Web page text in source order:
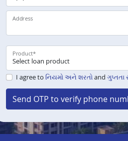
Address
Product*
I agree to નિયમો અને શરતો and ગુપ્તતા
Send OTP to verify phone